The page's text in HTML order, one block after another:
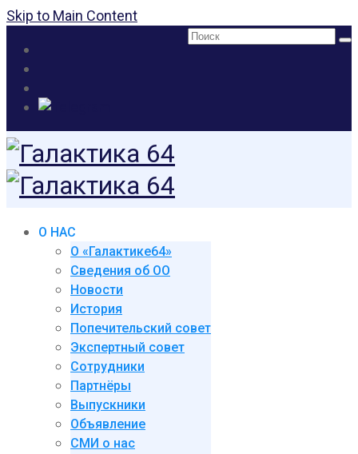
Skip to Main Content
Поиск:
О НАС
О «Галактике64»
Сведения об ОО
Новости
История
Попечительский совет
Экспертный совет
Сотрудники
Партнёры
Выпускники
Объявление
СМИ о нас